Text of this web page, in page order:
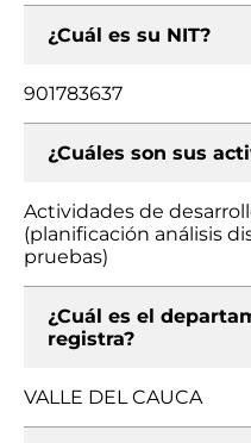
¿Cuál es su NIT?
901783637
¿Cuáles son sus
Actividades de
(planificación análisis
pruebas)
¿Cuál es el
registra?
VALLE DEL CAUCA